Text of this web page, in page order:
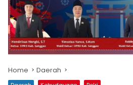
Home Daerah